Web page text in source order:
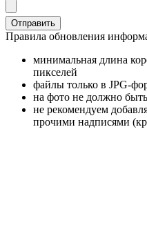
Отправить
Правила обновления
минимальная длина
пикселей
файлы только в JPG-
на фото не должно
не рекомендуем
прочими надписями